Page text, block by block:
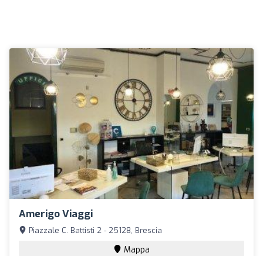
Amerigo Viaggi
Piazzale C. Battisti 2 - 25128, Brescia
Mappa